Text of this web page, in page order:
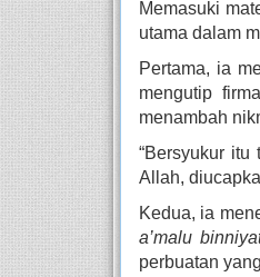
Memasuki
utama dalam
Pertama, ia
mengutip
menambah
“Bersyukur
Allah,
Kedua, ia
a’malu
perbuatan